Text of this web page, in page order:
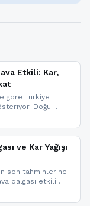
Etkili: Kar,
göre Türkiye
Doğu
Marmara ve
sis ve pus
ve Kar Yağışı
son tahminlerine
dalgası etkili
uyarısı